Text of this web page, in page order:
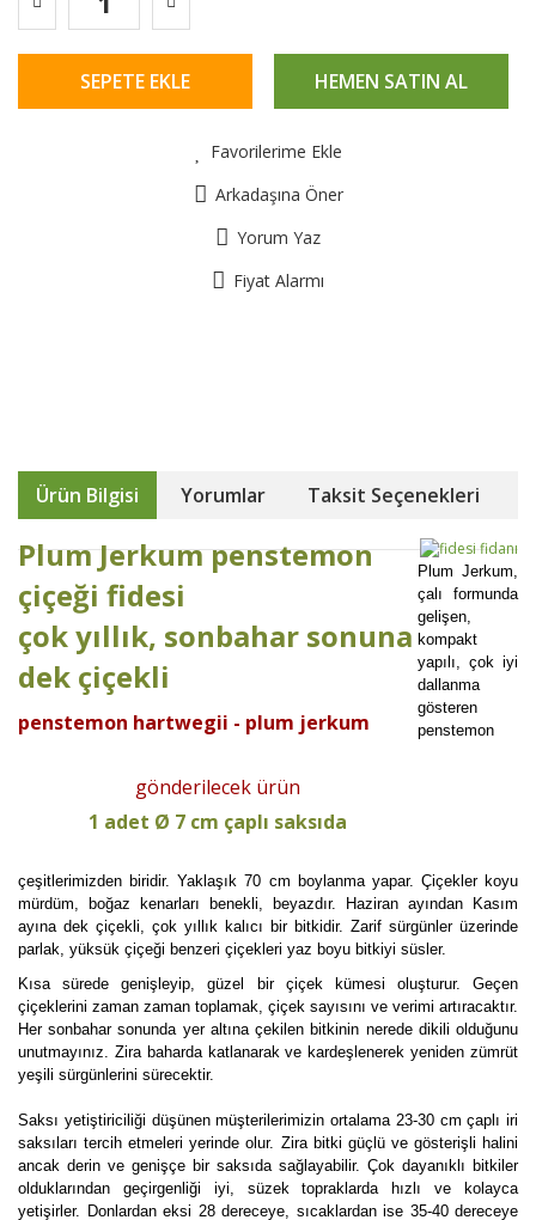
SEPETE EKLE HEMEN SATIN AL
Favorilerime Ekle
Arkadaşına Öner
Yorum Yaz
Fiyat Alarmı
Ürün Bilgisi Yorumlar Taksit Seçenekleri
Plum Jerkumpenstemon
çiçeği fidesi
çok yıllık, sonbahar sonuna
dek çiçekli
penstemon hartwegii - plum jerkum
gönderilecek ürün
1 adet Ø 7 cm çaplı saksıda
Plum Jerkum,
çalı formunda
gelişen,
kompakt
yapılı, çok iyi
dallanma
gösteren
penstemon
çeşitlerimizden biridir. Yaklaşık 70 cm boylanma yapar. Çiçekler koyu
mürdüm, boğaz kenarları benekli, beyazdır. Haziran ayından Kasım
ayına dek çiçekli, çok yıllık kalıcı bir bitkidir. Zarif sürgünler üzerinde
parlak, yüksük çiçeği benzeri çiçekleri yaz boyu bitkiyi süsler.
Kısa sürede genişleyip, güzel bir çiçek kümesi oluşturur. Geçen
çiçeklerini zaman zaman toplamak, çiçek sayısını ve verimi artıracaktır.
Her sonbahar sonunda yer altına çekilen bitkinin nerede dikili olduğunu
unutmayınız. Zira baharda katlanarak ve kardeşlenerek yeniden zümrüt
yeşili sürgünlerini sürecektir.
Saksı yetiştiriciliği düşünen müşterilerimizin ortalama 23-30 cm çaplı iri
saksıları tercih etmeleri yerinde olur. Zira bitki güçlü ve gösterişli halini
ancak derin ve genişçe bir saksıda sağlayabilir. Çok dayanıklı bitkiler
olduklarından geçirgenliği iyi, süzek topraklarda hızlı ve kolayca
yetişirler. Donlardan eksi 28 dereceye, sıcaklardan ise 35-40 dereceye